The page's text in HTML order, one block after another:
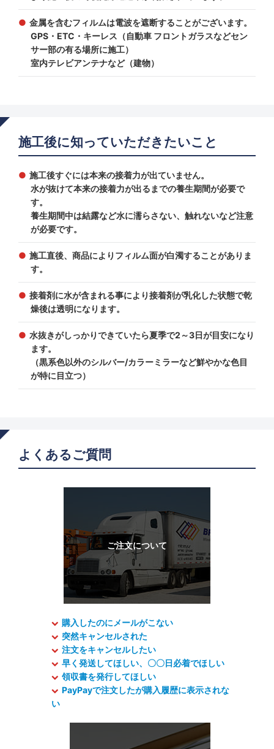
金属を含むフィルムは電波を遮断することがございます。
GPS・ETC・キーレス（自動車 フロントガラスなどセン
サー部の有る場所に施工）
室内テレビアンテナなど（建物）
施工後に知っていただきたいこと
施工後すぐには本来の接着力が出ていません。
水が抜けて本来の接着力が出るまでの養生期間が必要で
す。
養生期間中は結露など水に濡らさない、触れないなど注意
が必要です。
施工直後、商品によりフィルム面が白濁することがありま
す。
接着剤に水が含まれる事により接着剤が乳化した状態で乾
燥後は透明になります。
水抜きがしっかりできていたら夏季で2～3日が目安になり
ます。
（黒系色以外のシルバー/カラーミラーなど鮮やかな色目
が特に目立つ）
よくあるご質問
購入したのにメールがこない
突然キャンセルされた
注文をキャンセルしたい
早く発送してほしい、〇〇日必着でほしい
領収書を発行してほしい
PayPayで注文したが購入履歴に表示されな
い